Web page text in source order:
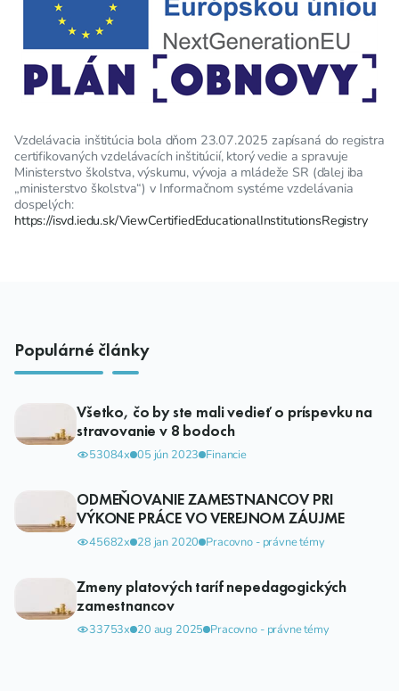
Vzdelávacia inštitúcia bola dňom 23.07.2025 zapísaná do registra
certifikovaných vzdelávacích inštitúcií, ktorý vedie a spravuje
Ministerstvo školstva, výskumu, vývoja a mládeže SR (ďalej iba
„ministerstvo školstva“) v Informačnom systéme vzdelávania
dospelých:
https://isvd.iedu.sk/ViewCertifiedEducationalInstitutionsRegistry
Populárné články
Všetko, čo by ste mali vedieť o príspevku na
stravovanie v 8 bodoch
53084x 05 jún 2023 Financie
ODMEŇOVANIE ZAMESTNANCOV PRI
VÝKONE PRÁCE VO VEREJNOM ZÁUJME
45682x 28 jan 2020 Pracovno - právne témy
Zmeny platových taríf nepedagogických
zamestnancov
33753x 20 aug 2025 Pracovno - právne témy